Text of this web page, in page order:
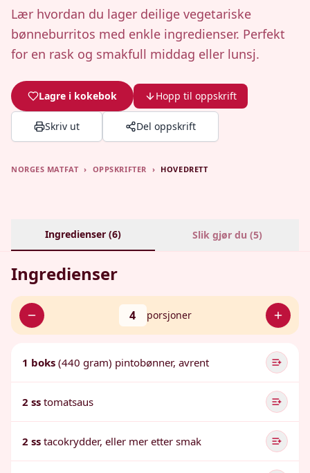
Lær hvordan du lager deilige vegetariske
bønneburritos med enkle ingredienser. Perfekt
for en rask og smakfull middag eller lunsj.
Lagre i kokebok Hopp til oppskrift
Skriv ut Del oppskrift
NORGES MATFAT › OPPSKRIFTER › HOVEDRETT
Ingredienser (6) Slik gjør du (5)
Ingredienser
4 porsjoner
1 boks (440 gram) pintobønner, avrent
2 ss tomatsaus
2 ss tacokrydder, eller mer etter smak